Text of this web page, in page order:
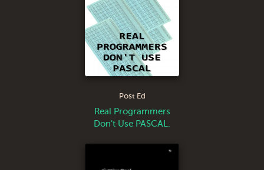
Post Ed
Real Programmers
Don't Use PASCAL.